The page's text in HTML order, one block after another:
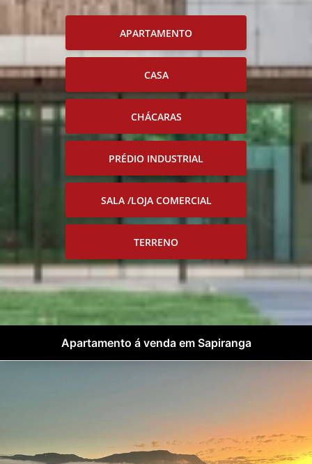
APARTAMENTO
CASA
CHÁCARAS
PRÉDIO INDUSTRIAL
SALA /LOJA COMERCIAL
TERRENO
Apartamento á venda em Sapiranga